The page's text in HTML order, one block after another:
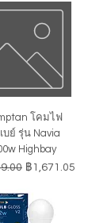
โคมไฟ
บย์ รุ่น Navia
Highbay
กติ
ราคาขายลด
฿1,671.05